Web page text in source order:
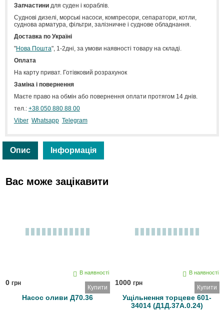
Запчастинидля суден і кораблів.
Cуднові дизелі, морські насоси, компресори, сепаратори, котли,
суднова арматура, фільтри, залізничне і суднове обладнання.
Доставка по Україні
"Нова Пошта", 1-2дні, за умови наявності товару на складі.
Оплата
На карту приват. Готівковий розрахунок
Заміна і повернення
Маєте право на обмін або повернення оплати протягом 14 днів.
тел.: +38 050 880 88 00
Viber Whatsapp Telegram
Опис Інформація
Вас може зацікавити
В наявності
0 грн
Купити
Насос оливи Д70.36
В наявності
1000 грн
Купити
Ущільнення торцеве 601-
34014 (Д1Д.37А.0.24)